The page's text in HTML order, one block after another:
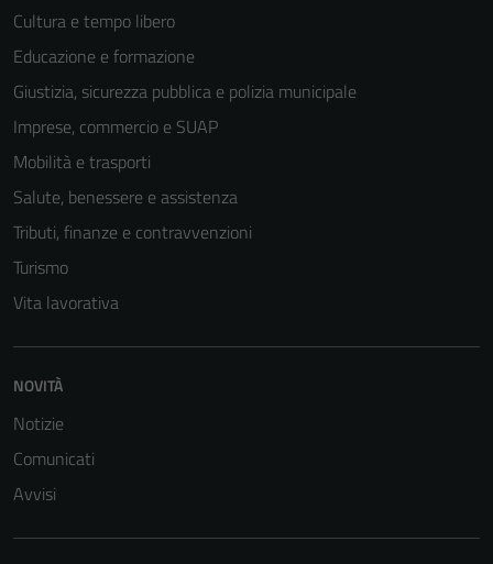
Cultura e tempo libero
Educazione e formazione
Giustizia, sicurezza pubblica e polizia municipale
Imprese, commercio e SUAP
Mobilità e trasporti
Salute, benessere e assistenza
Tributi, finanze e contravvenzioni
Turismo
Vita lavorativa
NOVITÀ
Notizie
Comunicati
Avvisi